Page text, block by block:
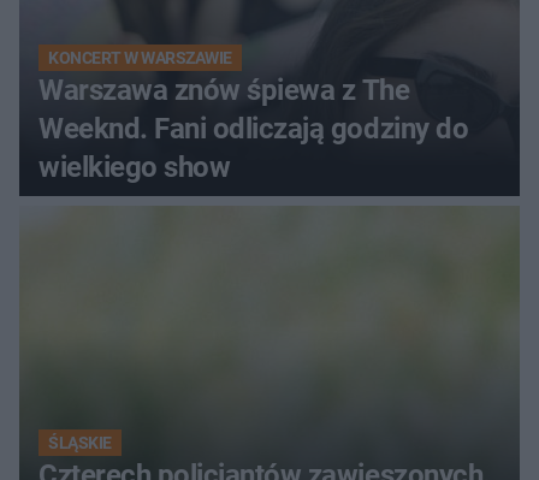
KONCERT W WARSZAWIE
Warszawa znów śpiewa z The
Weeknd. Fani odliczają godziny do
wielkiego show
ŚLĄSKIE